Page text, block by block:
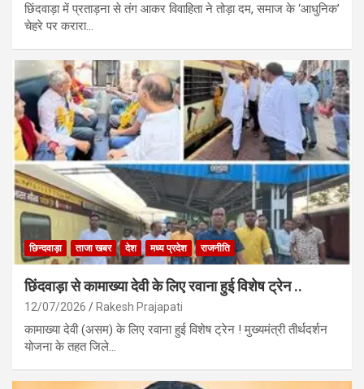
छिंदवाड़ा में प्रताड़ना से तंग आकर विवाहिता ने तोड़ा दम, समाज के ‘आधुनिक’
चेहरे पर करारा…
छिन्दवाड़ा ताजा खबर देश मध्य प्रदेश राजनीति
छिंदवाड़ा से कामाख्या देवी के लिए रवाना हुई विशेष ट्रेन ..
12/07/2026 Rakesh Prajapati
कामाख्या देवी (असम) के लिए रवाना हुई विशेष ट्रेन ! मुख्यमंत्री तीर्थदर्शन
योजना के तहत जिले…